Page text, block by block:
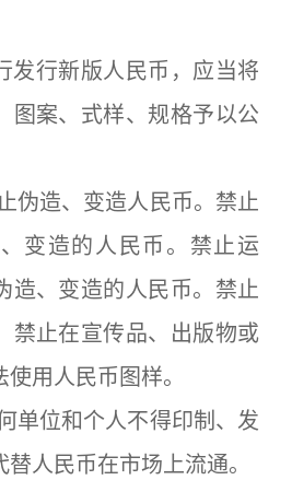
行新版人民币，应当将
图案、式样、规格予以公
造、变造人民币。禁止
变造的人民币。禁止运
造、变造的人民币。禁止
禁止在宣传品、出版物或
用人民币图样。
位和个人不得印制、发
人民币在市场上流通。